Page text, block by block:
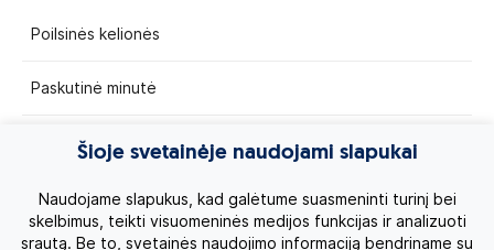
Poilsinės kelionės
Paskutinė minutė
Egzotinės kelionės
Kruizai
Šioje svetainėje naudojami slapukai
Naudojame slapukus, kad galėtume suasmeninti turinį bei
skelbimus, teikti visuomeninės medijos funkcijas ir analizuoti
srautą. Be to, svetainės naudojimo informaciją bendriname su